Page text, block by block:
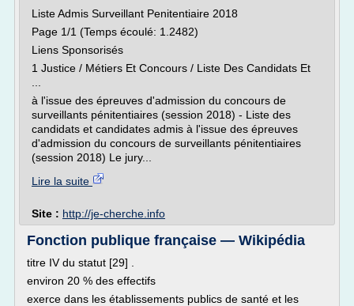
Liste Admis Surveillant Penitentiaire 2018
Page 1/1 (Temps écoulé: 1.2482)
Liens Sponsorisés
1 Justice / Métiers Et Concours / Liste Des Candidats Et
à l'issue des épreuves d'admission du concours de
surveillants pénitentiaires (session 2018) - Liste des
candidats et candidates admis à l'issue des épreuves
d'admission du concours de surveillants pénitentiaires
(session 2018) Le jury...
Lire la suite
Site : http://je-cherche.info
Fonction publique française — Wikipédia
titre IV du statut [29] .
environ 20 % des effectifs
exerce dans les établissements publics de santé et les